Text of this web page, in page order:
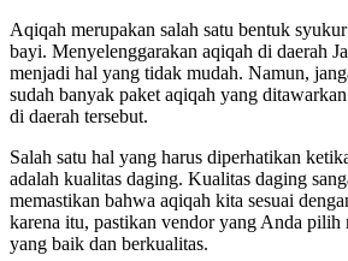
6713
Aqiqah merupakan salah satu bentuk
bayi. Menyelenggarakan aqiqah di daerah
menjadi hal yang tidak mudah. Namun,
sudah banyak paket aqiqah yang
di daerah tersebut.
Salah satu hal yang harus diperhatikan
adalah kualitas daging. Kualitas daging
memastikan bahwa aqiqah kita sesuai
karena itu, pastikan vendor yang Anda pilih
yang baik dan berkualitas.